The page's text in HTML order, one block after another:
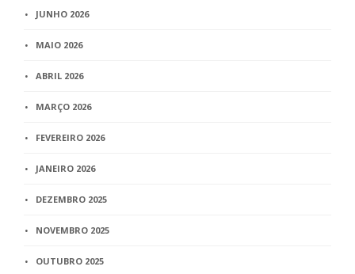
JUNHO 2026
MAIO 2026
ABRIL 2026
MARÇO 2026
FEVEREIRO 2026
JANEIRO 2026
DEZEMBRO 2025
NOVEMBRO 2025
OUTUBRO 2025